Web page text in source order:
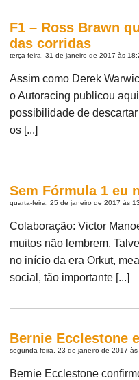
F1 – Ross Brawn
das corridas
terça-feira, 31 de janeiro de 2017 às
Assim como Derek
o Autoracing publicou
possibilidade de
os [...]
Sem Fórmula 1 eu
quarta-feira, 25 de janeiro de 2017 às
Colaboração: Victor
muitos não lembrem.
no início da era Orkut,
social, tão importante [...]
Bernie Ecclestone
segunda-feira, 23 de janeiro de 2017 às
Bernie Ecclestone